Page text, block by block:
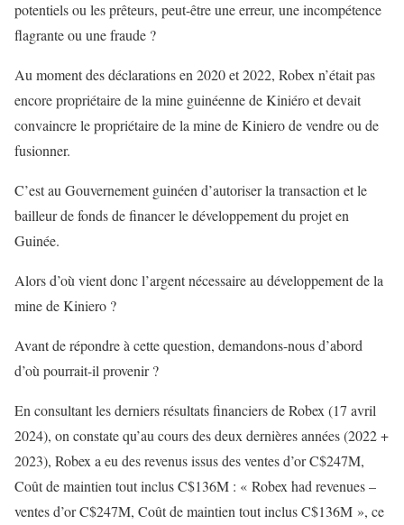
potentiels ou les prêteurs, peut-être une erreur, une incompétence
flagrante ou une fraude ?
Au moment des déclarations en 2020 et 2022, Robex n’était pas
encore propriétaire de la mine guinéenne de Kiniéro et devait
convaincre le propriétaire de la mine de Kiniero de vendre ou de
fusionner.
C’est au Gouvernement guinéen d’autoriser la transaction et le
bailleur de fonds de financer le développement du projet en
Guinée.
Alors d’où vient donc l’argent nécessaire au développement de la
mine de Kiniero ?
Avant de répondre à cette question, demandons-nous d’abord
d’où pourrait-il provenir ?
En consultant les derniers résultats financiers de Robex (17 avril
2024), on constate qu’au cours des deux dernières années (2022 +
2023), Robex a eu des revenus issus des ventes d’or C$247M,
Coût de maintien tout inclus C$136M : « Robex had revenues –
ventes d’or C$247M, Coût de maintien tout inclus C$136M », ce